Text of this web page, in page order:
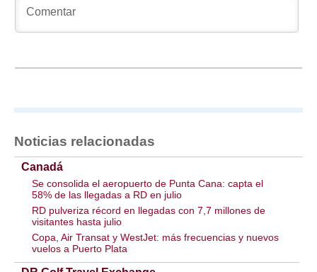
Noticias relacionadas
Canadá
Se consolida el aeropuerto de Punta Cana: capta el
58% de las llegadas a RD en julio
RD pulveriza récord en llegadas con 7,7 millones de
visitantes hasta julio
Copa, Air Transat y WestJet: más frecuencias y nuevos
vuelos a Puerto Plata